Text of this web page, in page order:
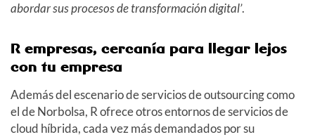
abordar sus procesos de transformación digital’.
R empresas, cercanía para llegar lejos
con tu empresa
Además del escenario de servicios de outsourcing como
el de Norbolsa, R ofrece otros entornos de servicios de
cloud híbrida, cada vez más demandados por su